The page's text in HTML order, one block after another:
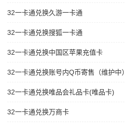
32一卡通兑换久游一卡通
32一卡通兑换搜狐一卡通
32一卡通兑换中国区苹果充值卡
32一卡通兑换账号内Q币寄售（维护中）
32一卡通兑换唯品会礼品卡(唯品卡)
32一卡通兑换万商卡